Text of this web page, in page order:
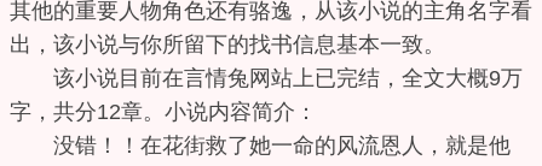
其他的重要人物角色还有骆逸，从该小说的主角名字看
出，该小说与你所留下的找书信息基本一致。
该小说目前在言情兔网站上已完结，全文大概9万
字，共分12章。小说内容简介：
没错！！在花街救了她一命的风流恩人，就是他